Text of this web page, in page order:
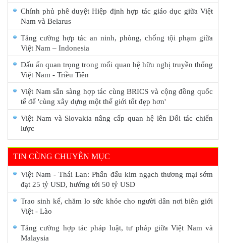
Chính phủ phê duyệt Hiệp định hợp tác giáo dục giữa Việt
Nam và Belarus
Tăng cường hợp tác an ninh, phòng, chống tội phạm giữa
Việt Nam – Indonesia
Dấu ấn quan trọng trong mối quan hệ hữu nghị truyền thống
Việt Nam - Triều Tiên
Việt Nam sẵn sàng hợp tác cùng BRICS và cộng đồng quốc
tế để 'cùng xây dựng một thế giới tốt đẹp hơn'
Việt Nam và Slovakia nâng cấp quan hệ lên Đối tác chiến
lược
TIN CÙNG CHUYÊN MỤC
Việt Nam - Thái Lan: Phấn đấu kim ngạch thương mại sớm
đạt 25 tỷ USD, hướng tới 50 tỷ USD
Trao sinh kế, chăm lo sức khỏe cho người dân nơi biên giới
Việt - Lào
Tăng cường hợp tác pháp luật, tư pháp giữa Việt Nam và
Malaysia